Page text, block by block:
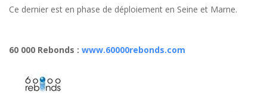
Ce dernier est en phase de déploiement en Seine et Marne.
60 000 Rebonds : www.60000rebonds.com